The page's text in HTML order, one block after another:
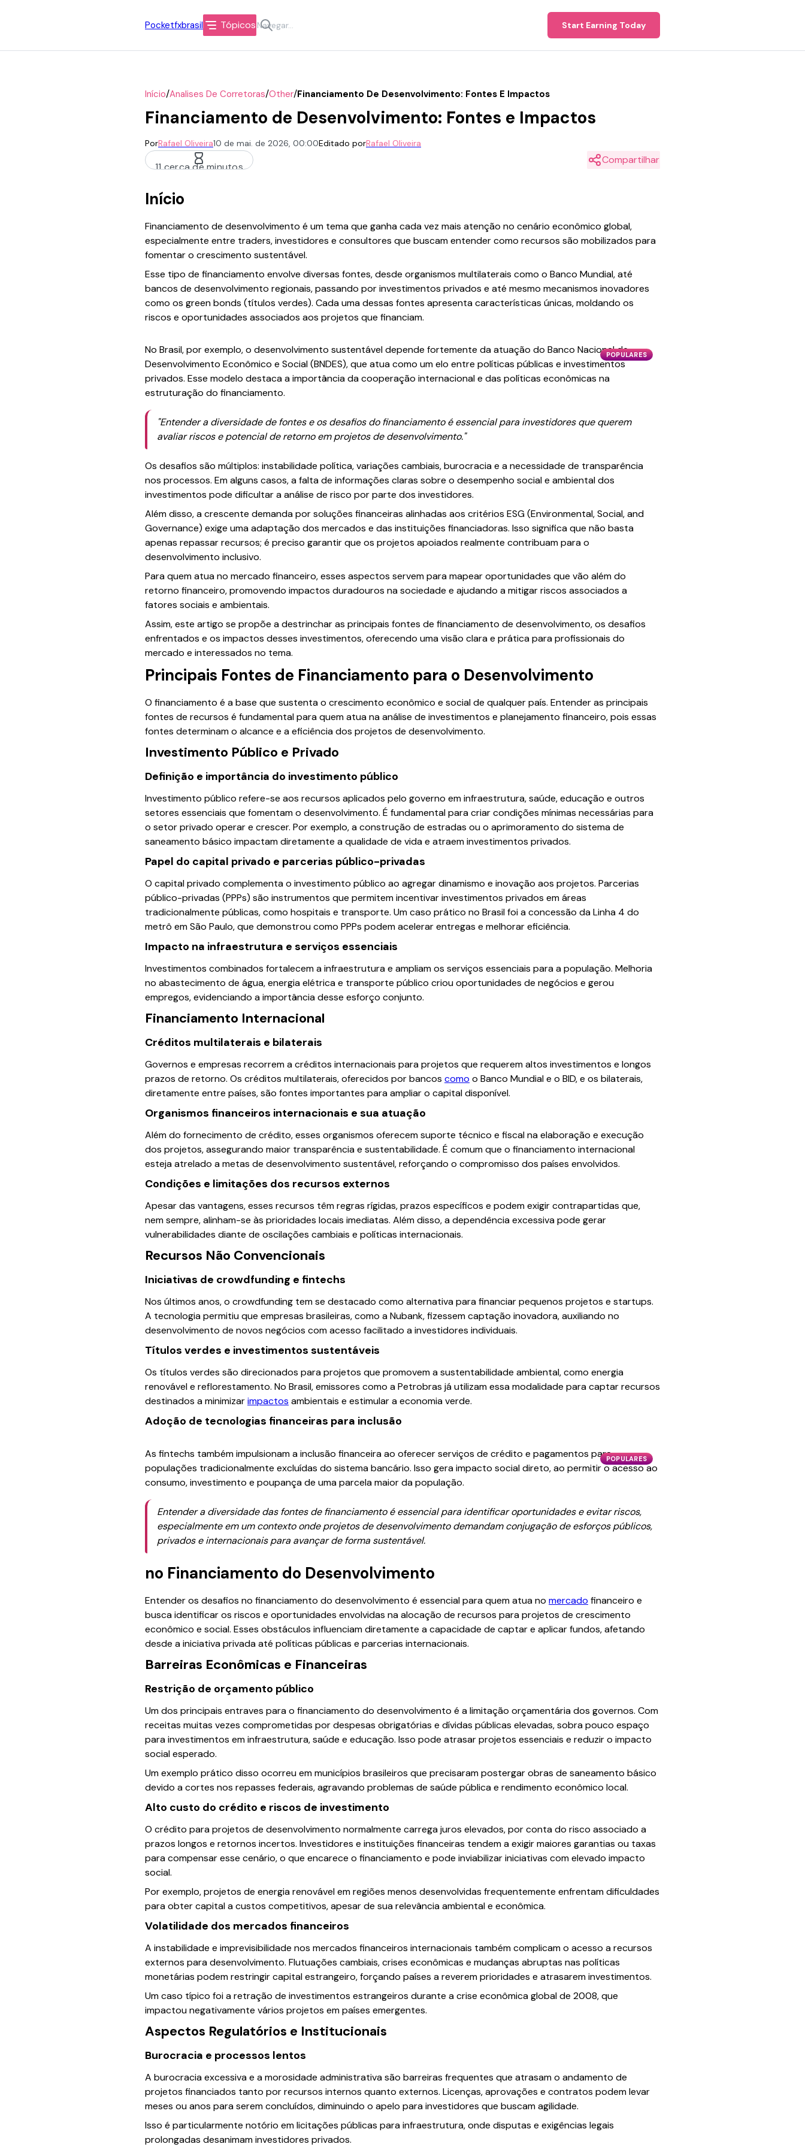
Pocketfxbrasil Tópicos Start Earning Today
Início/Analises De Corretoras/Other/Financiamento De Desenvolvimento: Fontes E Impactos
Financiamento de Desenvolvimento: Fontes e Impactos
PorRafael Oliveira10 de mai. de 2026, 00:00Editado porRafael Oliveira
11 cerca de minutos
Compartilhar
Início
Financiamento de desenvolvimento é um tema que ganha cada vez mais atenção no cenário econômico global,
especialmente entre traders, investidores e consultores que buscam entender como recursos são mobilizados para
fomentar o crescimento sustentável.
Esse tipo de financiamento envolve diversas fontes, desde organismos multilaterais como o Banco Mundial, até
bancos de desenvolvimento regionais, passando por investimentos privados e até mesmo mecanismos inovadores
como os green bonds (títulos verdes). Cada uma dessas fontes apresenta características únicas, moldando os
riscos e oportunidades associados aos projetos que financiam.
POPULARES
No Brasil, por exemplo, o desenvolvimento sustentável depende fortemente da atuação do Banco Nacional de
Desenvolvimento Econômico e Social (BNDES), que atua como um elo entre políticas públicas e investimentos
privados. Esse modelo destaca a importância da cooperação internacional e das políticas econômicas na
estruturação do financiamento.
"Entender a diversidade de fontes e os desafios do financiamento é essencial para investidores que querem
avaliar riscos e potencial de retorno em projetos de desenvolvimento."
Os desafios são múltiplos: instabilidade política, variações cambiais, burocracia e a necessidade de transparência
nos processos. Em alguns casos, a falta de informações claras sobre o desempenho social e ambiental dos
investimentos pode dificultar a análise de risco por parte dos investidores.
Além disso, a crescente demanda por soluções financeiras alinhadas aos critérios ESG (Environmental, Social, and
Governance) exige uma adaptação dos mercados e das instituições financiadoras. Isso significa que não basta
apenas repassar recursos; é preciso garantir que os projetos apoiados realmente contribuam para o
desenvolvimento inclusivo.
Para quem atua no mercado financeiro, esses aspectos servem para mapear oportunidades que vão além do
retorno financeiro, promovendo impactos duradouros na sociedade e ajudando a mitigar riscos associados a
fatores sociais e ambientais.
Assim, este artigo se propõe a destrinchar as principais fontes de financiamento de desenvolvimento, os desafios
enfrentados e os impactos desses investimentos, oferecendo uma visão clara e prática para profissionais do
mercado e interessados no tema.
Principais Fontes de Financiamento para o Desenvolvimento
O financiamento é a base que sustenta o crescimento econômico e social de qualquer país. Entender as principais
fontes de recursos é fundamental para quem atua na análise de investimentos e planejamento financeiro, pois essas
fontes determinam o alcance e a eficiência dos projetos de desenvolvimento.
Investimento Público e Privado
Definição e importância do investimento público
Investimento público refere-se aos recursos aplicados pelo governo em infraestrutura, saúde, educação e outros
setores essenciais que fomentam o desenvolvimento. É fundamental para criar condições mínimas necessárias para
o setor privado operar e crescer. Por exemplo, a construção de estradas ou o aprimoramento do sistema de
saneamento básico impactam diretamente a qualidade de vida e atraem investimentos privados.
Papel do capital privado e parcerias público-privadas
O capital privado complementa o investimento público ao agregar dinamismo e inovação aos projetos. Parcerias
público-privadas (PPPs) são instrumentos que permitem incentivar investimentos privados em áreas
tradicionalmente públicas, como hospitais e transporte. Um caso prático no Brasil foi a concessão da Linha 4 do
metrô em São Paulo, que demonstrou como PPPs podem acelerar entregas e melhorar eficiência.
Impacto na infraestrutura e serviços essenciais
Investimentos combinados fortalecem a infraestrutura e ampliam os serviços essenciais para a população. Melhoria
no abastecimento de água, energia elétrica e transporte público criou oportunidades de negócios e gerou
empregos, evidenciando a importância desse esforço conjunto.
Financiamento Internacional
Créditos multilaterais e bilaterais
Governos e empresas recorrem a créditos internacionais para projetos que requerem altos investimentos e longos
prazos de retorno. Os créditos multilaterais, oferecidos por bancos como o Banco Mundial e o BID, e os bilaterais,
diretamente entre países, são fontes importantes para ampliar o capital disponível.
Organismos financeiros internacionais e sua atuação
Além do fornecimento de crédito, esses organismos oferecem suporte técnico e fiscal na elaboração e execução
dos projetos, assegurando maior transparência e sustentabilidade. É comum que o financiamento internacional
esteja atrelado a metas de desenvolvimento sustentável, reforçando o compromisso dos países envolvidos.
Condições e limitações dos recursos externos
Apesar das vantagens, esses recursos têm regras rígidas, prazos específicos e podem exigir contrapartidas que,
nem sempre, alinham-se às prioridades locais imediatas. Além disso, a dependência excessiva pode gerar
vulnerabilidades diante de oscilações cambiais e políticas internacionais.
Recursos Não Convencionais
Iniciativas de crowdfunding e fintechs
Nos últimos anos, o crowdfunding tem se destacado como alternativa para financiar pequenos projetos e startups.
A tecnologia permitiu que empresas brasileiras, como a Nubank, fizessem captação inovadora, auxiliando no
desenvolvimento de novos negócios com acesso facilitado a investidores individuais.
Títulos verdes e investimentos sustentáveis
Os títulos verdes são direcionados para projetos que promovem a sustentabilidade ambiental, como energia
renovável e reflorestamento. No Brasil, emissores como a Petrobras já utilizam essa modalidade para captar recursos
destinados a minimizarimpactos ambientais e estimular a economia verde.
Adoção de tecnologias financeiras para inclusão
POPULARES
As fintechs também impulsionam a inclusão financeira ao oferecer serviços de crédito e pagamentos para
populações tradicionalmente excluídas do sistema bancário. Isso gera impacto social direto, ao permitir o acesso ao
consumo, investimento e poupança de uma parcela maior da população.
Entender a diversidade das fontes de financiamento é essencial para identificar oportunidades e evitar riscos,
especialmente em um contexto onde projetos de desenvolvimento demandam conjugação de esforços públicos,
privados e internacionais para avançar de forma sustentável.
no Financiamento do Desenvolvimento
Entender os desafios no financiamento do desenvolvimento é essencial para quem atua no mercado financeiro e
busca identificar os riscos e oportunidades envolvidas na alocação de recursos para projetos de crescimento
econômico e social. Esses obstáculos influenciam diretamente a capacidade de captar e aplicar fundos, afetando
desde a iniciativa privada até políticas públicas e parcerias internacionais.
Barreiras Econômicas e Financeiras
Restrição de orçamento público
Um dos principais entraves para o financiamento do desenvolvimento é a limitação orçamentária dos governos. Com
receitas muitas vezes comprometidas por despesas obrigatórias e dívidas públicas elevadas, sobra pouco espaço
para investimentos em infraestrutura, saúde e educação. Isso pode atrasar projetos essenciais e reduzir o impacto
social esperado.
Um exemplo prático disso ocorreu em municípios brasileiros que precisaram postergar obras de saneamento básico
devido a cortes nos repasses federais, agravando problemas de saúde pública e rendimento econômico local.
Alto custo do crédito e riscos de investimento
O crédito para projetos de desenvolvimento normalmente carrega juros elevados, por conta do risco associado a
prazos longos e retornos incertos. Investidores e instituições financeiras tendem a exigir maiores garantias ou taxas
para compensar esse cenário, o que encarece o financiamento e pode inviabilizar iniciativas com elevado impacto
social.
Por exemplo, projetos de energia renovável em regiões menos desenvolvidas frequentemente enfrentam dificuldades
para obter capital a custos competitivos, apesar de sua relevância ambiental e econômica.
Volatilidade dos mercados financeiros
A instabilidade e imprevisibilidade nos mercados financeiros internacionais também complicam o acesso a recursos
externos para desenvolvimento. Flutuações cambiais, crises econômicas e mudanças abruptas nas políticas
monetárias podem restringir capital estrangeiro, forçando países a reverem prioridades e atrasarem investimentos.
Um caso típico foi a retração de investimentos estrangeiros durante a crise econômica global de 2008, que
impactou negativamente vários projetos em países emergentes.
Aspectos Regulatórios e Institucionais
Burocracia e processos lentos
A burocracia excessiva e a morosidade administrativa são barreiras frequentes que atrasam o andamento de
projetos financiados tanto por recursos internos quanto externos. Licenças, aprovações e contratos podem levar
meses ou anos para serem concluídos, diminuindo o apelo para investidores que buscam agilidade.
Isso é particularmente notório em licitações públicas para infraestrutura, onde disputas e exigências legais
prolongadas desanimam investidores privados.